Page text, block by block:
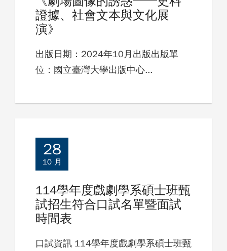
證據、社會文本與文化展
演》
出版日期：2024年10月出版出版單
位：國立臺灣大學出版中心...
28
10 月
114學年度戲劇學系碩士班甄
試招生符合口試名單暨面試
時間表
口試資訊 114學年度戲劇學系碩士班甄